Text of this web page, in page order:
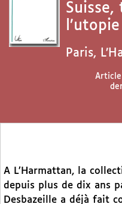
Paris,
A L’Harmattan, la
depuis plus de dix ans
Desbazeille a déjà fait